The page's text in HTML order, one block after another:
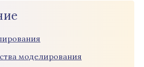
моделирования